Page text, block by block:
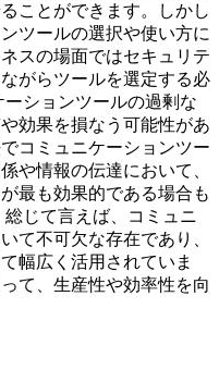
ことができます。しかし
ツールの選択や使い方に
スの場面ではセキュリテ
がらツールを選定する必
ションツールの過剰な
効果を損なう可能性があ
コミュニケーションツー
や情報の伝達において、
最も効果的である場合も
じて言えば、コミュニ
て不可欠な存在であり、
幅広く活用されていま
て、生産性や効率性を向